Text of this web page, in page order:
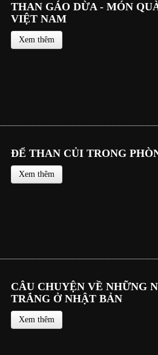
THAN GÁO DỪA - MÓN
VIỆT NAM
Xem thêm
ĐỂ THAN CỦI TRONG
Xem thêm
CÂU CHUYỆN VỀ NHỮNG
TRẮNG Ở NHẬT BẢN
Xem thêm